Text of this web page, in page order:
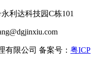
利达科技园C栋101
有限公司 备案号： 粤ICP